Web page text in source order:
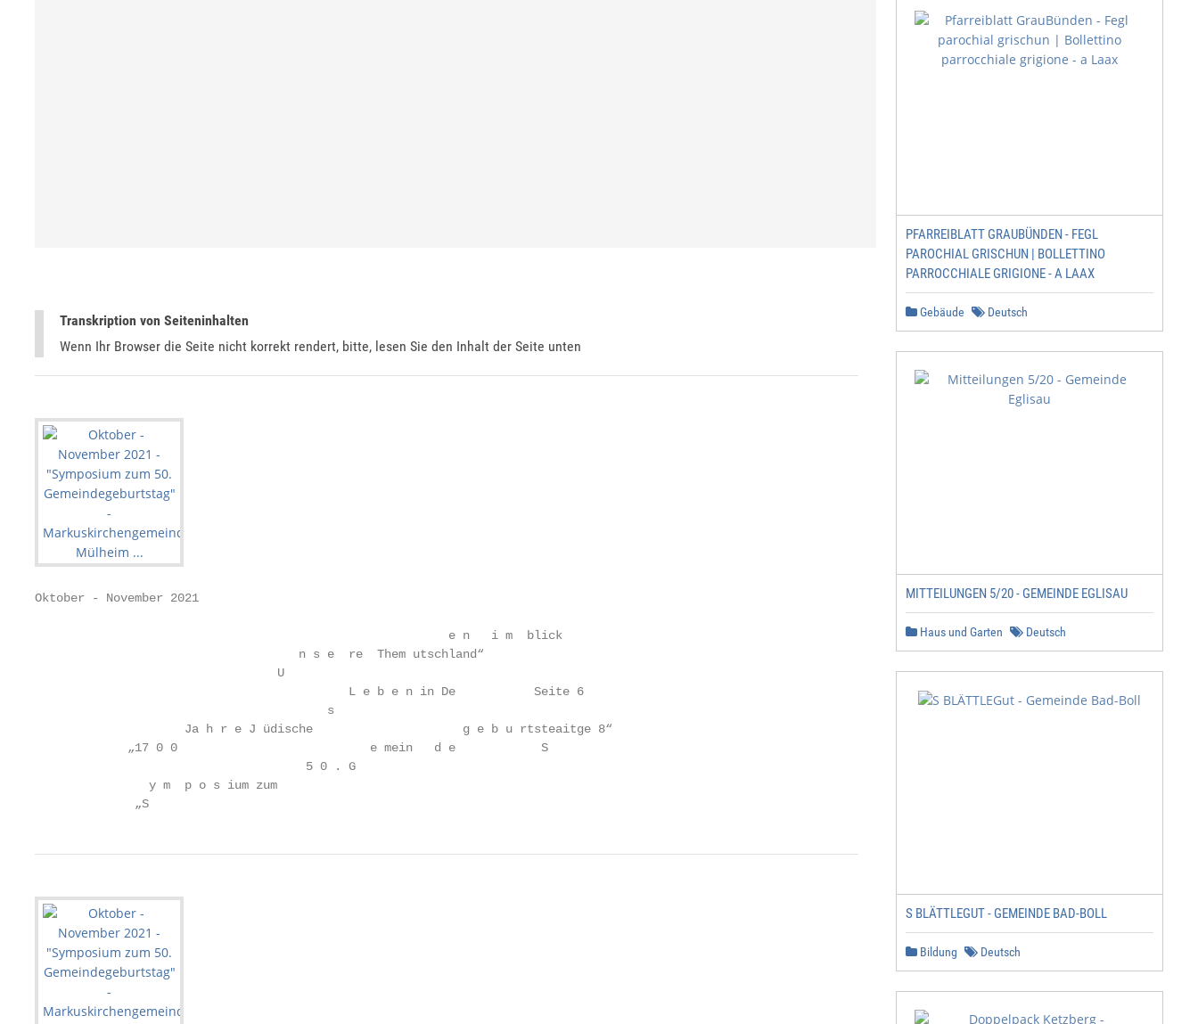
Transkription von Seiteninhalten
Wenn Ihr Browser die Seite nicht korrekt rendert, bitte, lesen Sie den Inhalt der Seite unten
Oktober - November 2021
                                                          e n   i m  blick
                                     n s e  re  Them utschland“
                                  U
                                            L e b e n in De           Seite 6
                                         s
                     Ja h r e J üdische                     g e b u rtsteaitge 8“
             „17 0 0                           e mein   d e            S
                                      5 0 . G
                y m  p o s ium zum
              „S
PFARREIBLATT GRAUBÜNDEN - FEGL
PAROCHIAL GRISCHUN | BOLLETTINO
PARROCCHIALE GRIGIONE - A LAAX
Gebäude Deutsch
MITTEILUNGEN 5/20 - GEMEINDE EGLISAU
Haus und Garten Deutsch
S BLÄTTLEGUT - GEMEINDE BAD-BOLL
Bildung Deutsch